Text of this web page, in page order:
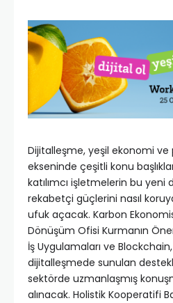
Dijitalleşme, yeşil ekonomi ve
ekseninde çeşitli konu
katılımcı işletmelerin bu yeni
rekabetçi güçlerini nasıl
ufuk açacak. Karbon
Dönüşüm Ofisi Kurmanın
İş Uygulamaları ve Blockchain,
dijitalleşmede sunulan
sektörde uzmanlaşmış
alınacak. Holistik Kooperatifi